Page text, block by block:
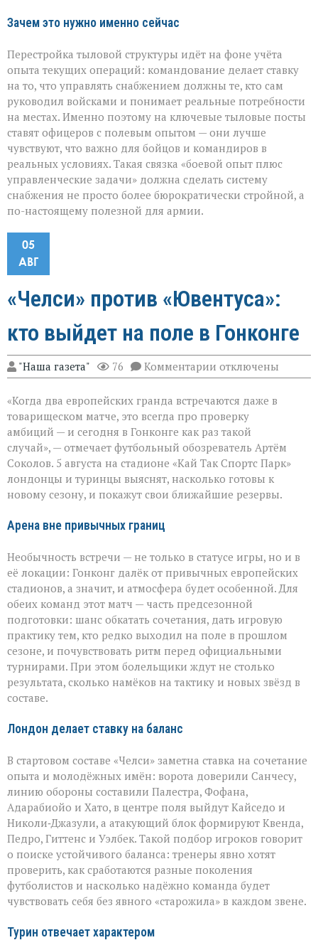
Зачем это нужно именно сейчас
Перестройка тыловой структуры идёт на фоне учёта
опыта текущих операций: командование делает ставку
на то, что управлять снабжением должны те, кто сам
руководил войсками и понимает реальные потребности
на местах. Именно поэтому на ключевые тыловые посты
ставят офицеров с полевым опытом — они лучше
чувствуют, что важно для бойцов и командиров в
реальных условиях. Такая связка «боевой опыт плюс
управленческие задачи» должна сделать систему
снабжения не просто более бюрократически стройной, а
по-настоящему полезной для армии.
05
АВГ
«Челси» против «Ювентуса»:
кто выйдет на поле в Гонконге
"Наша газета" 76 Комментарии к
записи
против
«Ювентуса»:
кто
выйдет
на
поле
в
Гонконге
отключены
«Когда два европейских гранда встречаются даже в
товарищеском матче, это всегда про проверку
амбиций — и сегодня в Гонконге как раз такой
случай», — отмечает футбольный обозреватель Артём
Соколов. 5 августа на стадионе «Кай Так Спортс Парк»
лондонцы и туринцы выяснят, насколько готовы к
новому сезону, и покажут свои ближайшие резервы.
Арена вне привычных границ
Необычность встречи — не только в статусе игры, но и в
её локации: Гонконг далёк от привычных европейских
стадионов, а значит, и атмосфера будет особенной. Для
обеих команд этот матч — часть предсезонной
подготовки: шанс обкатать сочетания, дать игровую
практику тем, кто редко выходил на поле в прошлом
сезоне, и почувствовать ритм перед официальными
турнирами. При этом болельщики ждут не столько
результата, сколько намёков на тактику и новых звёзд в
составе.
Лондон делает ставку на баланс
В стартовом составе «Челси» заметна ставка на сочетание
опыта и молодёжных имён: ворота доверили Санчесу,
линию обороны составили Палестра, Фофана,
Адарабиойо и Хато, в центре поля выйдут Кайседо и
Николи‑Джазули, а атакующий блок формируют Квенда,
Педро, Гиттенс и Уэлбек. Такой подбор игроков говорит
о поиске устойчивого баланса: тренеры явно хотят
проверить, как сработаются разные поколения
футболистов и насколько надёжно команда будет
чувствовать себя без явного «старожила» в каждом звене.
Турин отвечает характером